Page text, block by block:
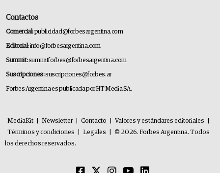
Contactos
Comercial:publicidad@forbesargentina.com
Editorial:info@forbesargentina.com
Summit:summitforbes@forbesargentina.com
Suscripciones:suscripciones@forbes.ar
Forbes Argentina es publicada por HT Media SA.
MediaKit Newsletter Contacto Valores y estándares editoriales
Términos y condiciones
Legales
© 2026. Forbes Argentina. Todos
los derechos reservados.